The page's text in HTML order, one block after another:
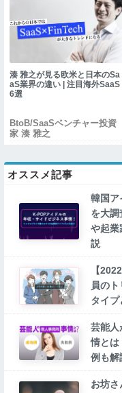
湊 雅之が見る欧米と日本のSa
aS業界の違い | 注目海外SaaS
6選
BtoB/SaaSベンチャー投資
家 湊 雅之
オススメ記事
韓国ア
を大
や起業
説
【
員の
タイプ
芸能人
情とは
例も解
お坊